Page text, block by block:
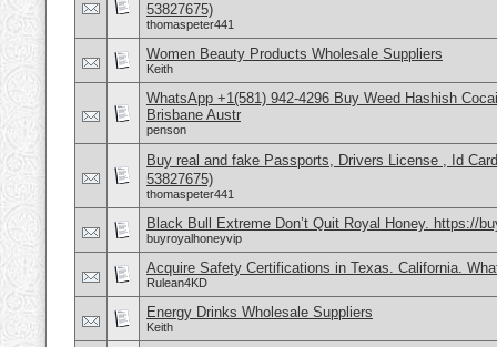
53827675)
thomaspeter441
Women Beauty Products Wholesale Suppliers
Keith
WhatsApp +1(581) 942-4296 Buy Weed Hashish
Brisbane Austr
penson
Buy real and fake Passports, Drivers License , Id
53827675)
thomaspeter441
Black Bull Extreme Don’t Quit Royal Honey. https://
buyroyalhoneyvip
Acquire Safety Certifications in Texas. California.
Rulean4KD
Energy Drinks Wholesale Suppliers
Keith